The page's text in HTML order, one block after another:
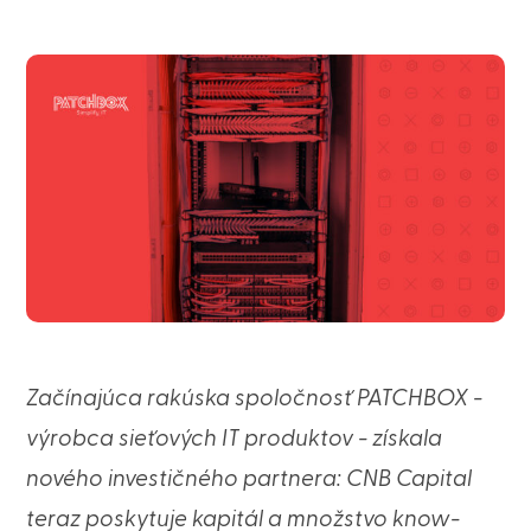
Začínajúca rakúska spoločnosť PATCHBOX -
výrobca sieťových IT produktov - získala
nového investičného partnera: CNB Capital
teraz poskytuje kapitál a množstvo know-